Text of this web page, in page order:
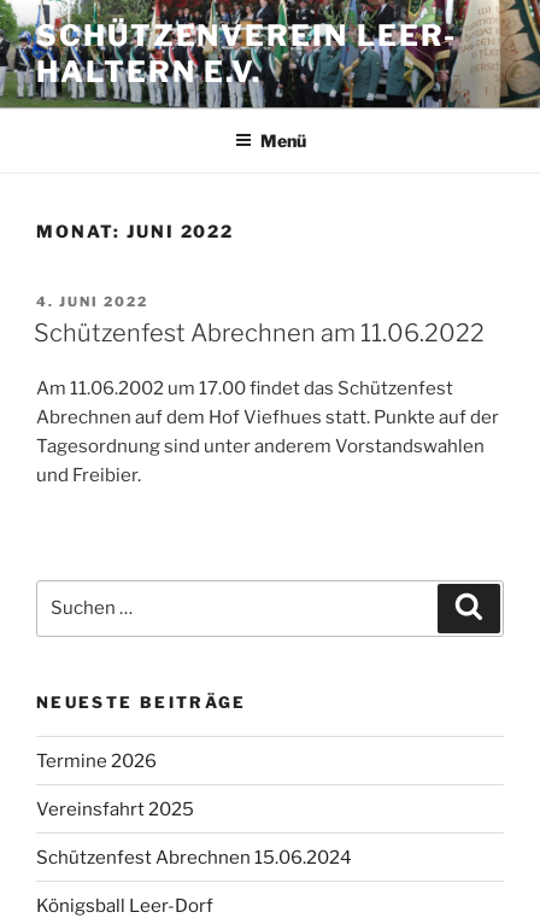
Zum
Inhalt
springen
SCHÜTZENVEREIN LEER-
HALTERN E.V.
Menü
MONAT: JUNI 2022
VERÖFFENTLICHT
AM
4. JUNI 2022
Schützenfest Abrechnen am 11.06.2022
Am 11.06.2002 um 17.00 findet das Schützenfest
Abrechnen auf dem Hof Viefhues statt. Punkte auf der
Tagesordnung sind unter anderem Vorstandswahlen
und Freibier.
nach:
NEUESTE BEITRÄGE
Termine 2026
Vereinsfahrt 2025
Schützenfest Abrechnen 15.06.2024
Königsball Leer-Dorf